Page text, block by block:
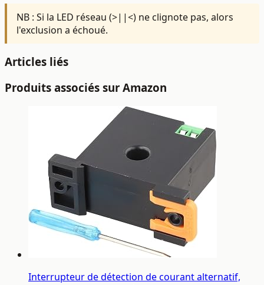
NB : Si la LED réseau (>||<) ne clignote pas, alors
l'exclusion a échoué.
Articles liés
Produits associés sur Amazon
Interrupteur de détection de courant alternatif,